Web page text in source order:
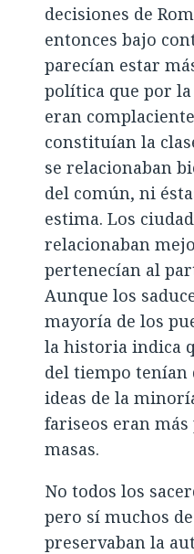
decisiones de
entonces bajo
parecían estar
política que por
eran
constituían la
se relacionaban
del común, ni
estima. Los
relacionaban
pertenecían al
Aunque los
mayoría de los
la historia indica
del tiempo tenían
ideas de la
fariseos eran
masas.
No todos los
pero sí muchos
preservaban la